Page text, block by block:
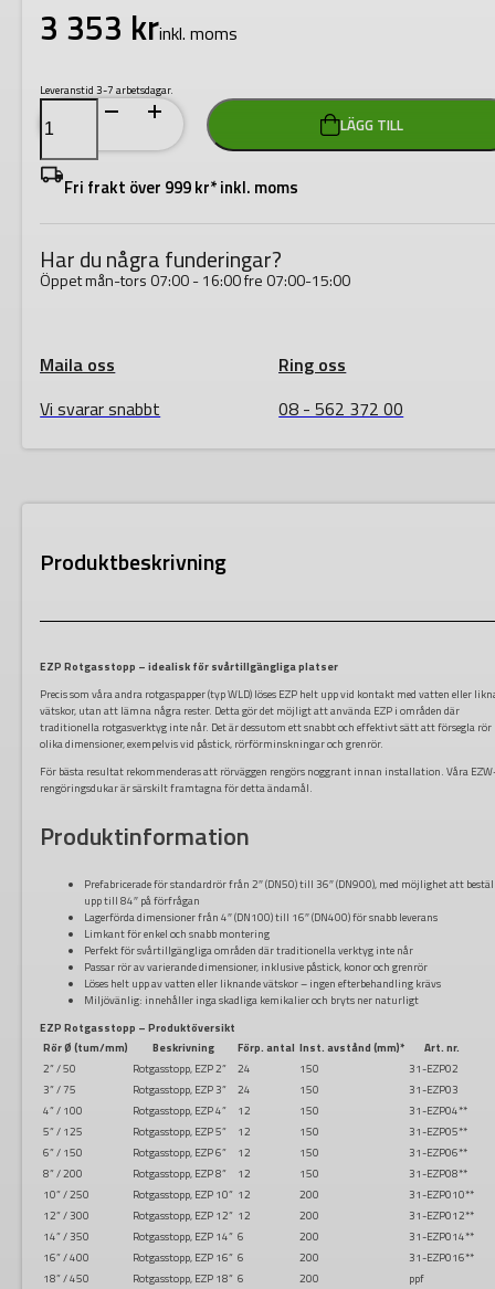
3 353 krinkl. moms
Leveranstid 3-7 arbetsdagar.
Teddington
Rotgasstopp
typ
EZP
12”
Rör
12”/300
/
MM)
12
LÄGG TILL
Fri frakt över 999 kr* inkl. moms
Har du några funderingar?
Öppet mån-tors 07:00 - 16:00 fre 07:00-15:00
Maila oss
Vi svarar snabbt
Ring oss
08 - 562 372 00
Produktbeskrivning
EZP Rotgasstopp – idealisk för svårtillgängliga platser
Precis som våra andra rotgaspapper (typ WLD) löses EZP helt upp vid kontakt med vatten eller
vätskor, utan att lämna några rester. Detta gör det möjligt att använda EZP i områden där
traditionella rotgasverktyg inte når. Det är dessutom ett snabbt och effektivt sätt att försegla rör
olika dimensioner, exempelvis vid påstick, rörförminskningar och grenrör.
För bästa resultat rekommenderas att rörväggen rengörs noggrant innan installation. Våra
rengöringsdukar är särskilt framtagna för detta ändamål.
Produktinformation
Prefabricerade för standardrör från 2″ (DN50) till 36″ (DN900), med möjlighet att
upp till 84″ på förfrågan
Lagerförda dimensioner från 4″ (DN100) till 16″ (DN400) för snabb leverans
Limkant för enkel och snabb montering
Perfekt för svårtillgängliga områden där traditionella verktyg inte når
Passar rör av varierande dimensioner, inklusive påstick, konor och grenrör
Löses helt upp av vatten eller liknande vätskor – ingen efterbehandling krävs
Miljövänlig: innehåller inga skadliga kemikalier och bryts ner naturligt
EZP Rotgasstopp – Produktöversikt
Rör Ø (tum/mm)
Beskrivning Förp. antal Inst. avstånd (mm)*
Art. nr.
2” / 50
Rotgasstopp, EZP 2” 24 150
31-EZP02
3” / 75
Rotgasstopp, EZP 3” 24 150
31-EZP03
4” / 100
Rotgasstopp, EZP 4” 12 150
31-EZP04**
5” / 125
Rotgasstopp, EZP 5” 12 150
31-EZP05**
6” / 150
Rotgasstopp, EZP 6” 12 150
31-EZP06**
8” / 200
Rotgasstopp, EZP 8” 12 150
31-EZP08**
10” / 250
Rotgasstopp, EZP 10” 12 200
31-EZP010**
12” / 300
Rotgasstopp, EZP 12” 12 200
31-EZP012**
14” / 350
Rotgasstopp, EZP 14” 6 200
31-EZP014**
16” / 400
Rotgasstopp, EZP 16” 6 200
31-EZP016**
18” / 450
Rotgasstopp, EZP 18” 6 200 ppf